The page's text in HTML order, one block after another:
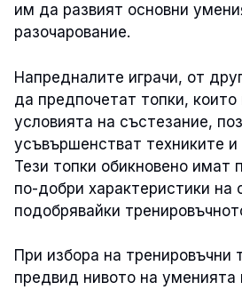
им да развият основни
разочарование.
Напредналите играчи, от
да предпочетат топки,
условията на състезание,
усъвършенстват техниките и
Тези топки обикновено имат
по-добри характеристики на
подобрявайки
При избора на тренировъчни
предвид нивото на уменията